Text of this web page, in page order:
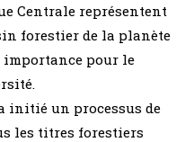
Centrale représentent
forestier de la planète
importance pour le
initié un processus de
les titres forestiers